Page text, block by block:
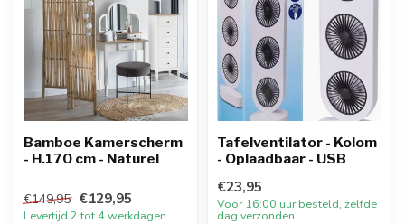
Bamboe Kamerscherm
- H.170 cm - Naturel
€149,95 €129,95
Levertijd 2 tot 4 werkdagen
Tafelventilator - Kolom
- Oplaadbaar - USB
€23,95
Voor 16:00 uur besteld, zelfde
dag verzonden